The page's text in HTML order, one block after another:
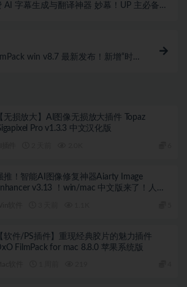
AI 字幕生成与翻译神器 妙幕！UP 主必备！
win v8.7 最新发布！新增“时
【无损放大】AI图像无损放大插件 Topaz
Pro v1.3.3 中文汉化版
推！智能AI图像修复神器Aiarty Image
v3.13 ！win/mac 中文版来了！人脸
【软件/PS插件】重现经典胶片的魅力插件
DxO FilmPack for mac 8.8.0 苹果系统版